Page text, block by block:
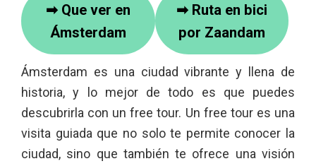
➡ Que ver en
Ámsterdam
➡ Ruta en bici
por Zaandam
Ámsterdam es una ciudad vibrante y llena de
historia, y lo mejor de todo es que puedes
descubrirla con un free tour. Un free tour es una
visita guiada que no solo te permite conocer la
ciudad, sino que también te ofrece una visión